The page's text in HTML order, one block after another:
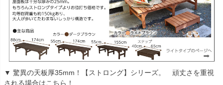
▼ 驚異の天板厚35mm！【ストロング】シリーズ。 頑丈さを重視
される場合はこちら！